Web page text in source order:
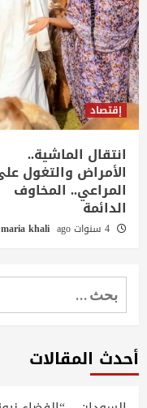
إقتصاد
انتقال الماشية..
الأمراض والتغول
المراعي.. المخاوف
الدائمة
4 سنوات ago maria khali
البحث
عن:
أحدث المقالات